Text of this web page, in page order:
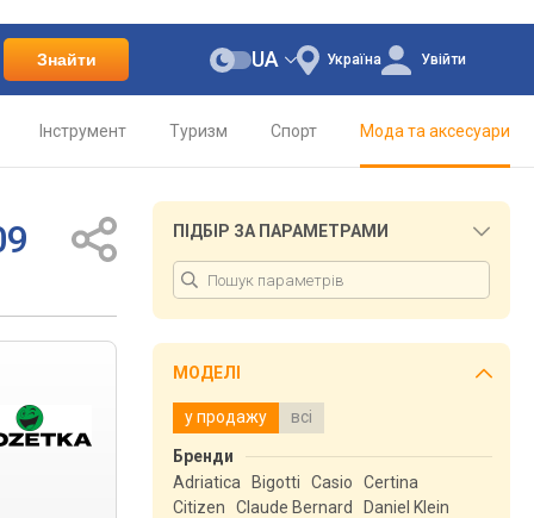
Знайти Україна
UA Увійти
Інструмент Туризм Спорт Мода та аксесуари
ПІДБІР ЗА ПАРАМЕТРАМИ
МОДЕЛІ
у продажу всі
Бренди
Adriatica
Bigotti Casio
Certina
Citizen
Claude Bernard
Daniel Klein